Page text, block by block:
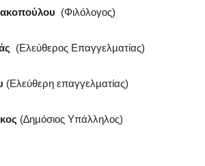
(Φιλόλογος)
(Ελεύθερος Επαγγελµατίας)
(Ελεύθερη επαγγελµατίας)
(∆ηµόσιος Υπάλληλος)